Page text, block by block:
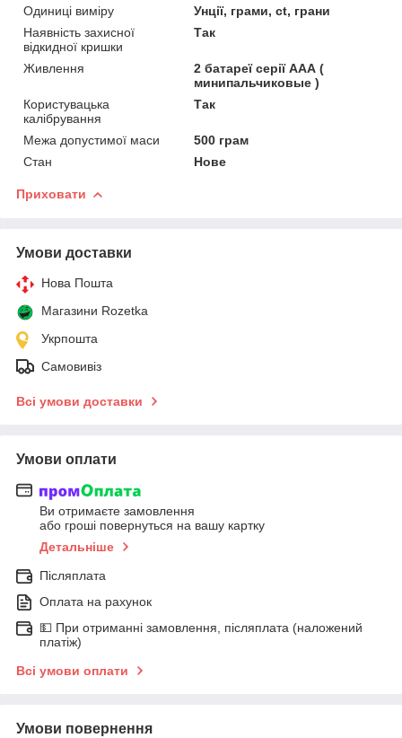
Одиниці виміру
Унції, грами, ct, грани
Наявність захисної
відкидної кришки
Так
Живлення
2 батареї серії ААА (
минипальчиковые )
Користувацька
калібрування
Так
Межа допустимої маси
500 грам
Стан
Нове
Приховати
Умови доставки
Нова Пошта
Магазини Rozetka
Укрпошта
Самовивіз
Всі умови доставки
Умови оплати
Ви отримаєте замовлення
або гроші повернуться на вашу картку
Детальніше
Післяплата
Оплата на рахунок
💵 При отриманні замовлення, післяплата (наложений
платіж)
Всі умови оплати
Умови повернення